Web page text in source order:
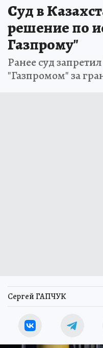
Суд в
решение по
Газпрому"
Ранее суд
"Газпромом" за
Сергей ГАПЧУК